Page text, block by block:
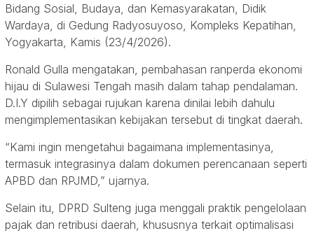
Bidang Sosial, Budaya, dan Kemasyarakatan, Didik
Wardaya, di Gedung Radyosuyoso, Kompleks Kepatihan,
Yogyakarta, Kamis (23/4/2026).
Ronald Gulla mengatakan, pembahasan ranperda ekonomi
hijau di Sulawesi Tengah masih dalam tahap pendalaman.
D.I.Y dipilih sebagai rujukan karena dinilai lebih dahulu
mengimplementasikan kebijakan tersebut di tingkat daerah.
“Kami ingin mengetahui bagaimana implementasinya,
termasuk integrasinya dalam dokumen perencanaan seperti
APBD dan RPJMD,” ujarnya.
Selain itu, DPRD Sulteng juga menggali praktik pengelolaan
pajak dan retribusi daerah, khususnya terkait optimalisasi